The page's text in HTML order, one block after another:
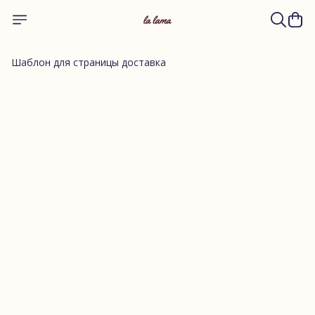
Шаблон для страницы доставка